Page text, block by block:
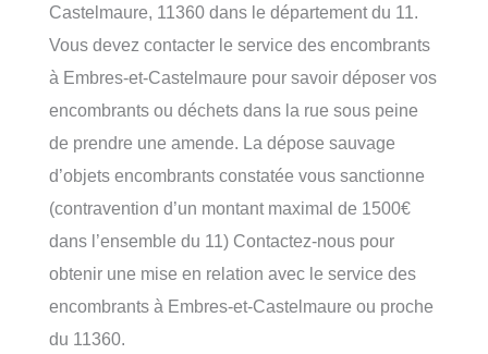
Castelmaure, 11360 dans le département du 11.
Vous devez contacter le service des encombrants
à Embres-et-Castelmaure pour savoir déposer vos
encombrants ou déchets dans la rue sous peine
de prendre une amende. La dépose sauvage
d’objets encombrants constatée vous sanctionne
(contravention d’un montant maximal de 1500€
dans l’ensemble du 11) Contactez-nous pour
obtenir une mise en relation avec le service des
encombrants à Embres-et-Castelmaure ou proche
du 11360.